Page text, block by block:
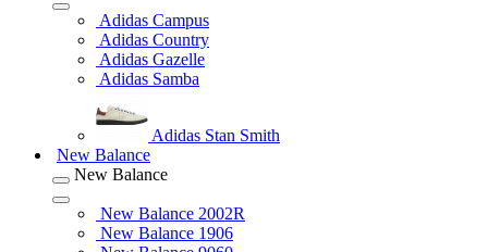
Adidas Campus
Adidas Country
Adidas Gazelle
Adidas Samba
Adidas Stan Smith
New Balance
New Balance
New Balance 2002R
New Balance 1906